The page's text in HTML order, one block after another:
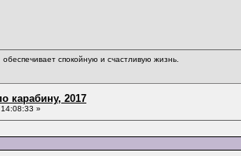
спокойную и счастливую жизнь.
карабину, 2017
»